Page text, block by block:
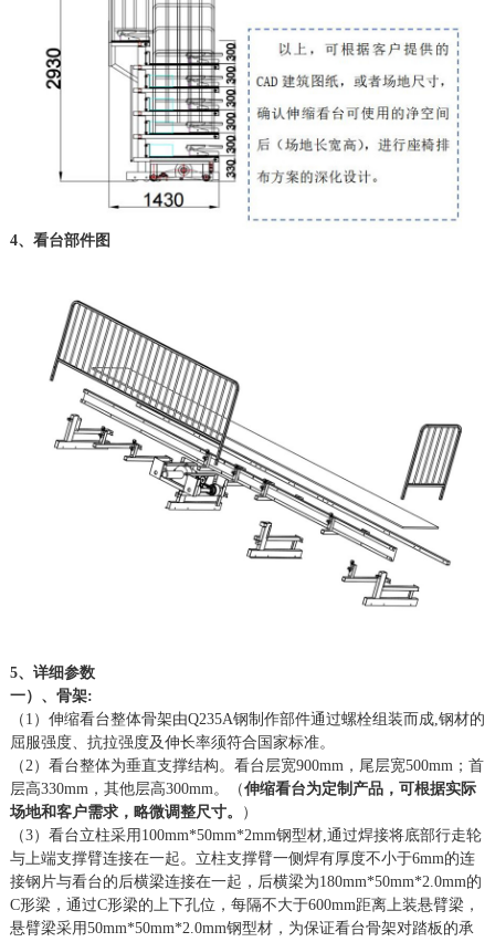
4、看台部件图
5、详细参数
一）、骨架:
（ 1）伸缩看台整体骨架由Q235A钢制作部件通过螺栓组装而成,钢材的
屈服强度、抗拉强度及伸长率须符合国家标准。
（2）看台整体为垂直支撑结构。看台层宽900mm，尾层宽500mm；首
层高330mm，其他层高300mm。 （伸缩看台为定制产品，可根据实际
场地和客户需求，略微调整尺寸。
）
（3）看台立柱采用100mm*50mm*2mm钢型材,通过焊接将底部行走轮
与上端支撑臂连接在一起。立柱支撑臂一侧焊有厚度不小于6mm的连
接钢片与看台的后横梁连接在一起，后横梁为180mm*50mm*2.0mm的
C形梁，通过C形梁的上下孔位，每隔不大于600mm距离上装悬臂梁，
悬臂梁采用50mm*50mm*2.0mm钢型材，为保证看台骨架对踏板的承